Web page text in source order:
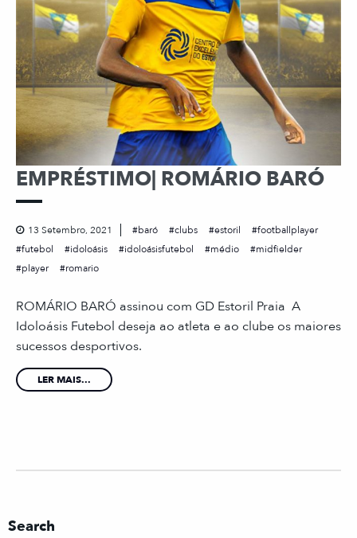
EMPRÉSTIMO| ROMÁRIO BARÓ
13 Setembro, 2021 baró clubs estoril
footballplayer
futebol
idoloásis idoloásisfutebol médio
midfielder
player
romario
ROMÁRIO BARÓ assinou com GD Estoril Praia A
Idoloásis Futebol deseja ao atleta e ao clube os maiores
sucessos desportivos.
LER MAIS...
Search